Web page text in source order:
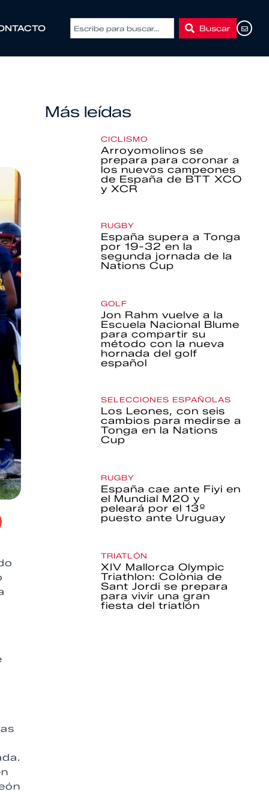
Buscar
Más leídas
CICLISMO
Arroyomolinos se
prepara para coronar a
los nuevos campeones
de España de BTT XCO
y XCR
RUGBY
España supera a Tonga
por 19-32 en la
segunda jornada de la
Nations Cup
GOLF
Jon Rahm vuelve a la
Escuela Nacional Blume
para compartir su
método con la nueva
hornada del golf
español
SELECCIONES ESPAÑOLAS
Los Leones, con seis
cambios para medirse a
Tonga en la Nations
Cup
RUGBY
España cae ante Fiyi en
el Mundial M20 y
peleará por el 13º
puesto ante Uruguay
TRIATLÓN
XIV Mallorca Olympic
Triathlon: Colònia de
Sant Jordi se prepara
para vivir una gran
fiesta del triatlón